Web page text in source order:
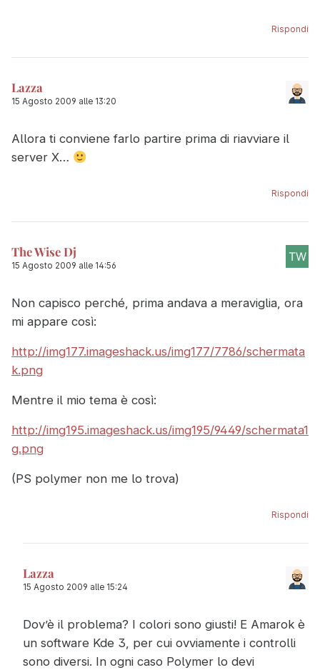
Rispondi
Lazza
15 Agosto 2009 alle 13:20
Allora ti conviene farlo partire prima di riavviare il
server X…
Rispondi
The Wise Dj
15 Agosto 2009 alle 14:56
Non capisco perché, prima andava a meraviglia, ora
mi appare così:
http://img177.imageshack.us/img177/7786/schermata
k.png
Mentre il mio tema è così:
http://img195.imageshack.us/img195/9449/schermata1
g.png
(PS polymer non me lo trova)
Rispondi
Lazza
15 Agosto 2009 alle 15:24
Dov’è il problema? I colori sono giusti! E Amarok è
un software Kde 3, per cui ovviamente i controlli
sono diversi. In ogni caso Polymer lo devi